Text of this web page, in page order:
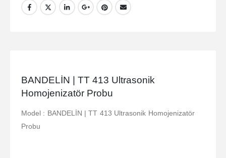
BANDELİN | TT 413 Ultrasonik
Homojenizatör Probu
Model : BANDELİN | TT 413 Ultrasonik Homojenizatör
Probu